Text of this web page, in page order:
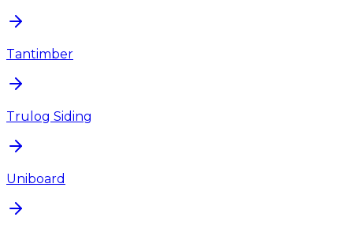
Tantimber
Trulog Siding
Uniboard